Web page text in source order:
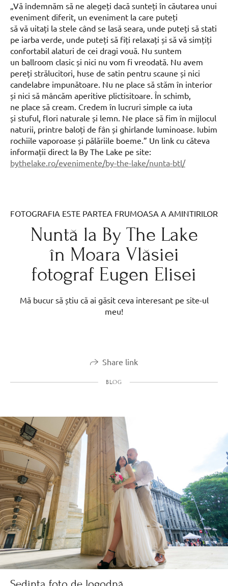
„Vă îndemnăm să ne alegeți dacă sunteți în căutarea unui
eveniment diferit, un eveniment la care puteți
să vă uitați la stele când se lasă seara, unde puteți să stati
pe iarba verde, unde puteți să fiți relaxați și să vă simțiți
confortabil alaturi de cei dragi vouă. Nu suntem
un ballroom clasic și nici nu vom fi vreodată. Nu avem
pereți strălucitori, huse de satin pentru scaune și nici
candelabre impunătoare. Nu ne place să stăm în interior
și nici să mâncăm aperitive plictisitoare. În schimb,
ne place să cream. Credem în lucruri simple ca iuta
și stuful, flori naturale și lemn. Ne place să fim în mijlocul
naturii, printre baloți de fân și ghirlande luminoase. Iubim
rochiile vaporoase și pălăriile boeme.” Un link cu căteva
informații direct la By The Lake pe site:
bythelake.ro/evenimente/by-the-lake/nunta-btl/
FOTOGRAFIA ESTE PARTEA FRUMOASA A AMINTIRILOR
Nuntă la By The Lake
în Moara Vlăsiei
fotograf Eugen Elisei
Mă bucur să știu că ai găsit ceva interesant pe site-ul
meu!
Share link
BLOG